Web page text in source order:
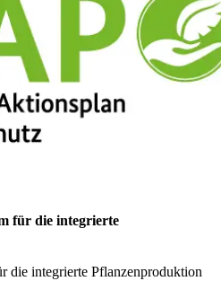
für die integrierte